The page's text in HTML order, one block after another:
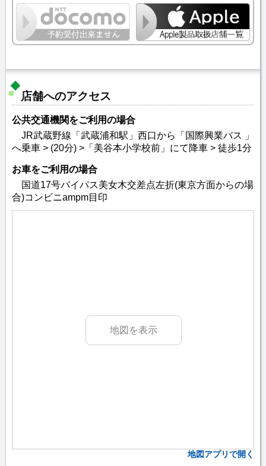
店舗へのアクセス
公共交通機関をご利用の場合
JR武蔵野線「武蔵浦和駅」西口から「国際興業バス 」
へ乗車 > (20分) >「美谷本小学校前」にて降車 > 徒歩1分
お車をご利用の場合
国道17号バイパス美女木交差点左折(東京方面からの場
合)コンビニampm目印
地図を表示
地図アプリで開く